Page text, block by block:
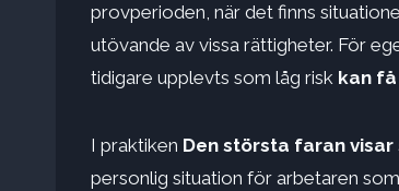
provperioden, när det finns
utövande av vissa rättigheter. För
tidigare upplevts som låg risk kan
I praktiken Den största faran
personlig situation för arbetaren